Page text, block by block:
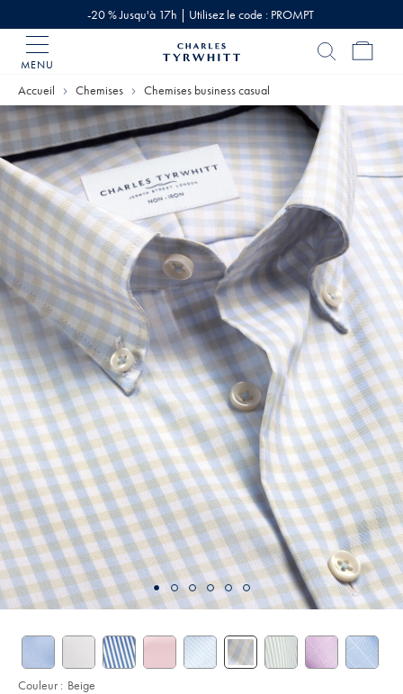
-20 % Jusqu'à 17h | Utilisez le code : PROMPT
MENU
Tyrwhitt
Accueil Chemises Chemises business casual
Couleur : Beige